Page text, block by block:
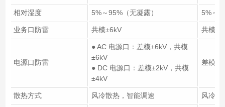
相对湿度 5%～95%（无凝露） 5%～
业务口防雷 共模±6kV 共模
电源口防雷
● AC 电源口：差模±6kV，共模
±6kV
● DC 电源口：差模±2kV，共模
±4kV
差模
散热方式 风冷散热，智能调速 风冷散